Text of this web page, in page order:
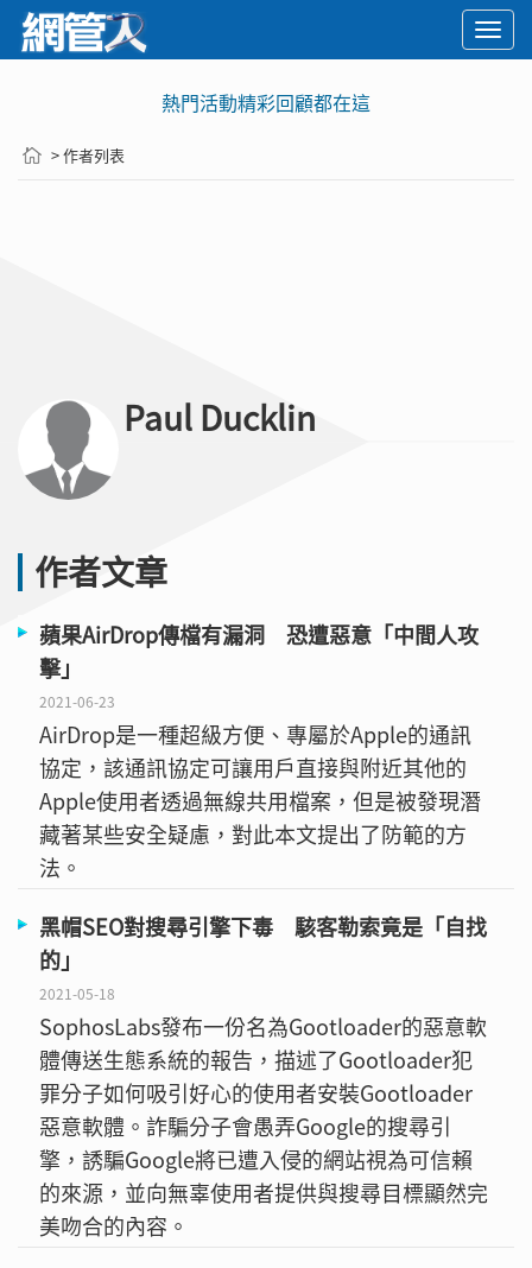
熱門活動精彩回顧都在這
> 作者列表
Paul Ducklin
作者文章
蘋果AirDrop傳檔有漏洞 恐遭惡意「中間人攻
擊」
2021-06-23
AirDrop是一種超級方便、專屬於Apple的通訊
協定，該通訊協定可讓用戶直接與附近其他的
Apple使用者透過無線共用檔案，但是被發現潛
藏著某些安全疑慮，對此本文提出了防範的方
法。
黑帽SEO對搜尋引擎下毒 駭客勒索竟是「自找
的」
2021-05-18
SophosLabs發布一份名為Gootloader的惡意軟
體傳送生態系統的報告，描述了Gootloader犯
罪分子如何吸引好心的使用者安裝Gootloader
惡意軟體。詐騙分子會愚弄Google的搜尋引
擎，誘騙Google將已遭入侵的網站視為可信賴
的來源，並向無辜使用者提供與搜尋目標顯然完
美吻合的內容。